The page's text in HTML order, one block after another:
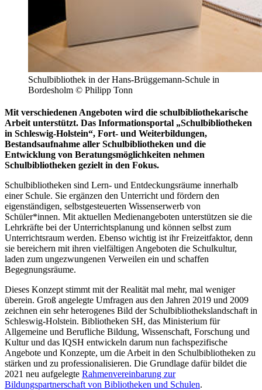
Schulbibliothek in der Hans-Brüggemann-Schule in
Bordesholm © Philipp Tonn
Mit verschiedenen Angeboten wird die schulbibliothekarische
Arbeit unterstützt. Das Informationsportal „Schulbibliotheken
in Schleswig-Holstein“, Fort- und Weiterbildungen,
Bestandsaufnahme aller Schulbibliotheken und die
Entwicklung von Beratungsmöglichkeiten nehmen
Schulbibliotheken gezielt in den Fokus.
Schulbibliotheken sind Lern- und Entdeckungsräume innerhalb
einer Schule. Sie ergänzen den Unterricht und fördern den
eigenständigen, selbstgesteuerten Wissenserwerb von
Schüler*innen. Mit aktuellen Medienangeboten unterstützen sie die
Lehrkräfte bei der Unterrichtsplanung und können selbst zum
Unterrichtsraum werden. Ebenso wichtig ist ihr Freizeitfaktor, denn
sie bereichern mit ihren vielfältigen Angeboten die Schulkultur,
laden zum ungezwungenen Verweilen ein und schaffen
Begegnungsräume.
Dieses Konzept stimmt mit der Realität mal mehr, mal weniger
überein. Groß angelegte Umfragen aus den Jahren 2019 und 2009
zeichnen ein sehr heterogenes Bild der Schulbibliothekslandschaft in
Schleswig-Holstein. Bibliotheken SH, das Ministerium für
Allgemeine und Berufliche Bildung, Wissenschaft, Forschung und
Kultur und das IQSH entwickeln darum nun fachspezifische
Angebote und Konzepte, um die Arbeit in den Schulbibliotheken zu
stärken und zu professionalisieren. Die Grundlage dafür bildet die
2021 neu aufgelegte Rahmenvereinbarung zur
Bildungspartnerschaft von Bibliotheken und Schulen.